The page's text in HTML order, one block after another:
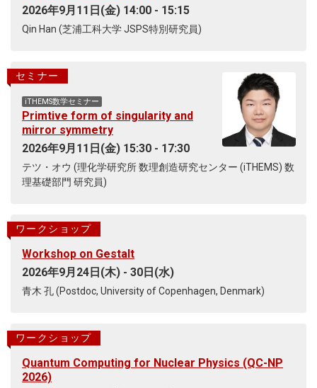
2026年9月11日(金) 14:00 - 15:15
Qin Han (芝浦工科大学 JSPS特別研究員)
セミナー
iTHEMS数学セミナー
Primtive form of singularity and
mirror symmetry
2026年9月11日(金) 15:30 - 17:30
テツ・オウ (理化学研究所 数理創造研究センター (iTHEMS) 数
理基礎部門 研究員)
ワークショップ
Workshop on Gestalt
2026年9月24日(木) - 30日(水)
青木 孔 (Postdoc, University of Copenhagen, Denmark)
ワークショップ
Quantum Computing for Nuclear Physics (QC-NP
2026)